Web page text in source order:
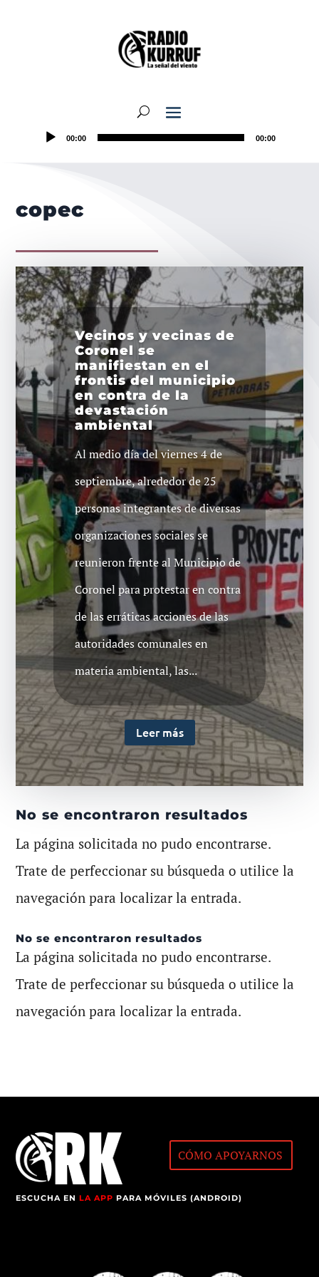
00:00 00:00
copec
Vecinos y vecinas de
Coronel se
manifiestan en el
frontis del municipio
en contra de la
devastación
ambiental
Al medio día del viernes 4 de
septiembre, alrededor de 25
personas integrantes de diversas
organizaciones sociales se
reunieron frente al Municipio de
Coronel para protestar en contra
de las erráticas acciones de las
autoridades comunales en
materia ambiental, las...
Leer más
No se encontraron resultados
La página solicitada no pudo encontrarse.
Trate de perfeccionar su búsqueda o utilice la
navegación para localizar la entrada.
No se encontraron resultados
La página solicitada no pudo encontrarse.
Trate de perfeccionar su búsqueda o utilice la
navegación para localizar la entrada.
CÓMO APOYARNOS
ESCUCHA ENLA APP PARA MÓVILES (ANDROID)